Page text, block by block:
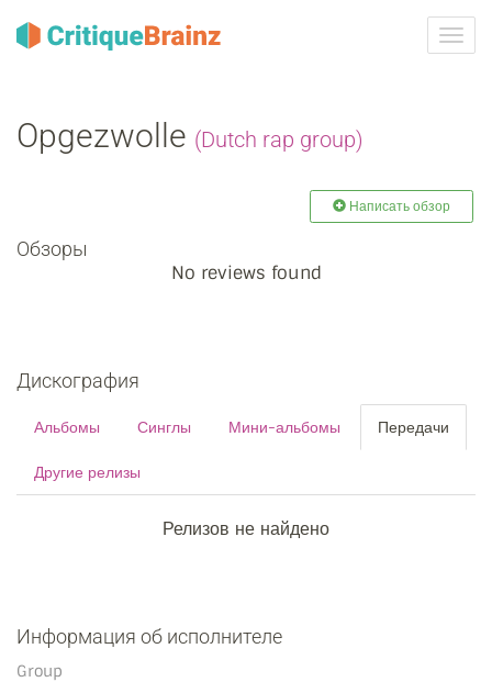
Opgezwolle (Dutch rap group)
Написать обзор
Обзоры
No reviews found
Дискография
Альбомы Синглы Мини-альбомы Передачи
Другие релизы
Релизов не найдено
Информация об исполнителе
Group